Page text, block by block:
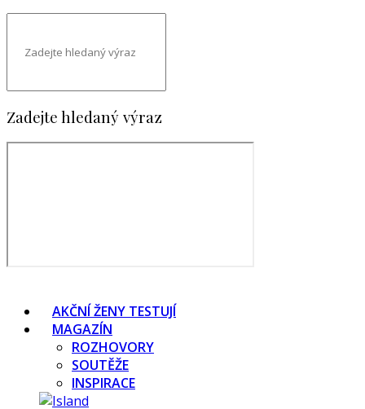
Zadejte hledaný výraz
AKČNÍ ŽENY TESTUJÍ
MAGAZÍN
ROZHOVORY
SOUTĚŽE
INSPIRACE